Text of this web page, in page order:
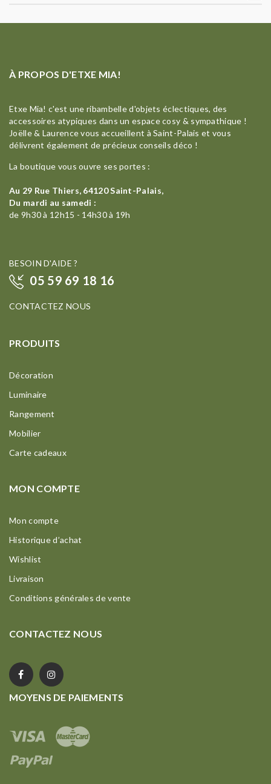
À PROPOS D'ETXE MIA!
Etxe Mia! c'est une ribambelle d'objets éclectiques, des
accessoires atypiques dans un espace cosy & sympathique !
Joëlle & Laurence vous accueillent à Saint-Palais et vous
délivrent également de précieux conseils déco !
La boutique vous ouvre ses portes :
Au 29 Rue Thiers, 64120 Saint-Palais,
Du mardi au samedi :
de 9h30 à 12h15 - 14h30 à 19h
BESOIN D'AIDE ?
05 59 69 18 16
CONTACTEZ NOUS
PRODUITS
Décoration
Luminaire
Rangement
Mobilier
Carte cadeaux
MON COMPTE
Mon compte
Historique d’achat
Wishlist
Livraison
Conditions générales de vente
CONTACTEZ NOUS
MOYENS DE PAIEMENTS